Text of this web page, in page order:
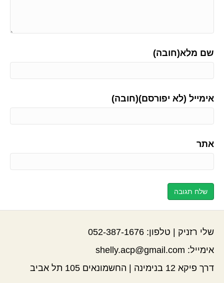
שם מלא(חובה)
אימייל (לא יפורסם)(חובה)
אתר
שלי רזניק | טלפון: 052-387-1676
אימייל: shelly.acp@gmail.com
דרך פיקא 12 בנימינה | החשמונאים 105 תל אביב